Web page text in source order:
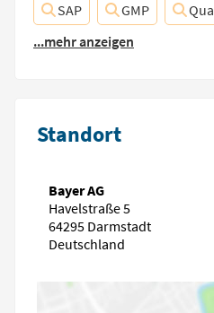
SAP GMP
...mehr anzeigen
Standort
Bayer AG
Havelstraße 5
64295 Darmstadt
Deutschland